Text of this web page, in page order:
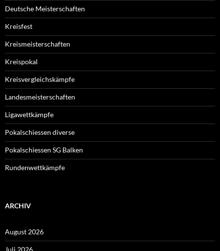
Deutsche Meisterschaften
Kreisfest
Kreismeisterschaften
Kreispokal
Kreisvergleichskämpfe
Landesmeisterschaften
Ligawettkämpfe
Pokalschiessen diverse
Pokalschiessen SG Balken
Rundenwettkämpfe
ARCHIV
August 2026
Juli 2026